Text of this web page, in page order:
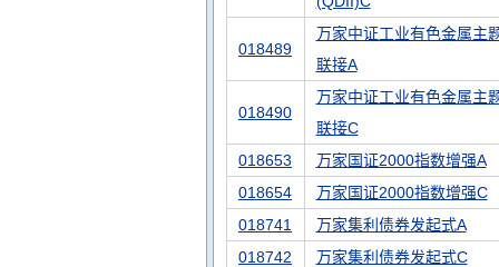
018489
万家中证工业有色金属主
联接A
018490
万家中证工业有色金属主
联接C
018653
万家国证2000指数增强A
018654
万家国证2000指数增强C
018741
万家集利债券发起式A
018742
万家集利债券发起式C